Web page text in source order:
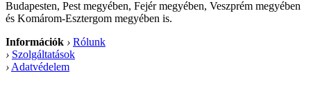
Budapesten, Pest megyében, Fejér megyében, Veszprém megyében
és Komárom-Esztergom megyében is.
Információk › Rólunk
› Szolgáltatások
› Adatvédelem